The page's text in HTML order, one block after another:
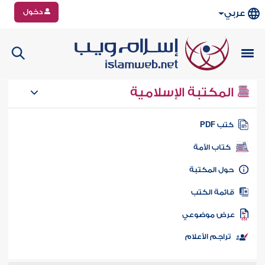
عربي دخول
المكتبة الإسلامية
كتب PDF
كتاب الأمة
المكتبة
الكتب
موضوعي